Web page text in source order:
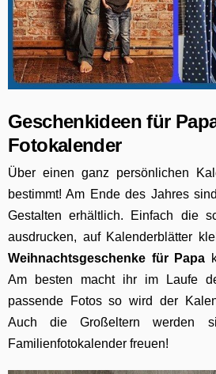
Geschenkideen für
Fotokalender
Über einen ganz persönlichen
bestimmt! Am Ende des Jahres
Gestalten erhältlich. Einfach die
ausdrucken, auf Kalenderblätter
Weihnachtsgeschenke für Papa
Am besten macht ihr im Laufe
passende Fotos so wird der
Auch die Großeltern werden
Familienfotokalender freuen!